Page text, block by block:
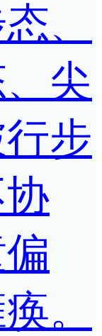
、
尖
步
。